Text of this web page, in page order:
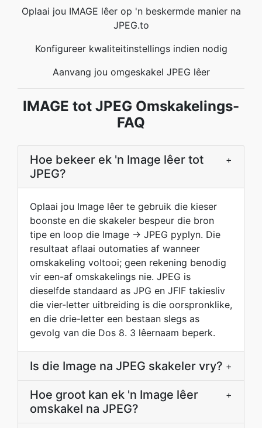
Oplaai jou IMAGE lêer op 'n beskermde manier na
JPEG.to
Konfigureer kwaliteitinstellings indien nodig
Aanvang jou omgeskakel JPEG lêer
IMAGE tot JPEG Omskakelings-
FAQ
Hoe bekeer ek 'n Image lêer tot
JPEG?
+
Oplaai jou Image lêer te gebruik die kieser
boonste en die skakeler bespeur die bron
tipe en loop die Image → JPEG pyplyn. Die
resultaat aflaai outomaties af wanneer
omskakeling voltooi; geen rekening benodig
vir een-af omskakelings nie. JPEG is
dieselfde standaard as JPG en JFIF takiesliv
die vier-letter uitbreiding is die oorspronklike,
en die drie-letter een bestaan slegs as
gevolg van die Dos 8. 3 lêernaam beperk.
Is die Image na JPEG skakeler vry? +
Hoe groot kan ek 'n Image lêer
omskakel na JPEG?
+